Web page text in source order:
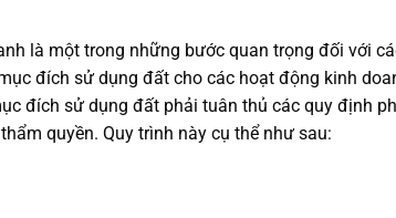
là một trong những bước quan trọng đối với
đích sử dụng đất cho các hoạt động kinh
đích sử dụng đất phải tuân thủ các quy định
quyền. Quy trình này cụ thể như sau: